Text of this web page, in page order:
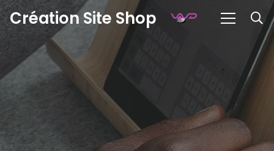
Création Site Shop